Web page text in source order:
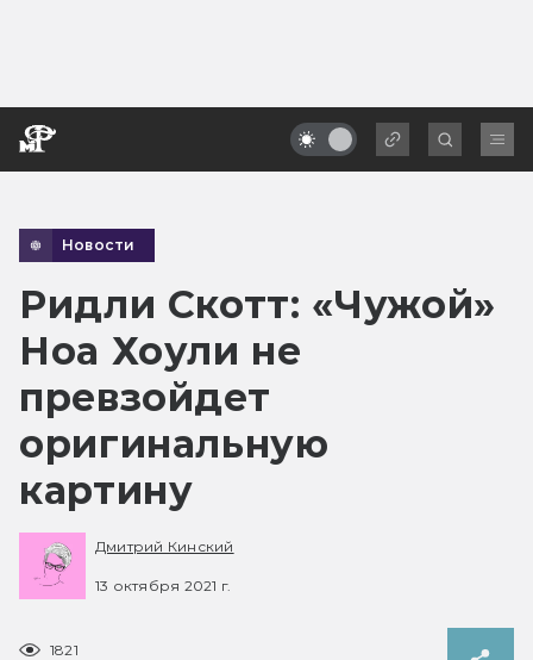
Новости
Ридли Скотт: «Чужой»
Ноа Хоули не
превзойдет
оригинальную
картину
Дмитрий Кинский
13 октября 2021 г.
1821